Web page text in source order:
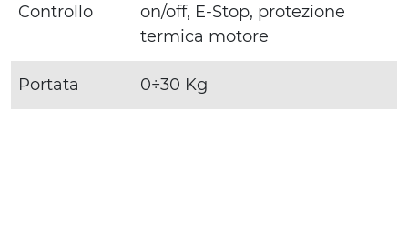
Controllo
on/off, E-Stop, protezione
termica motore
Portata 0÷30 Kg